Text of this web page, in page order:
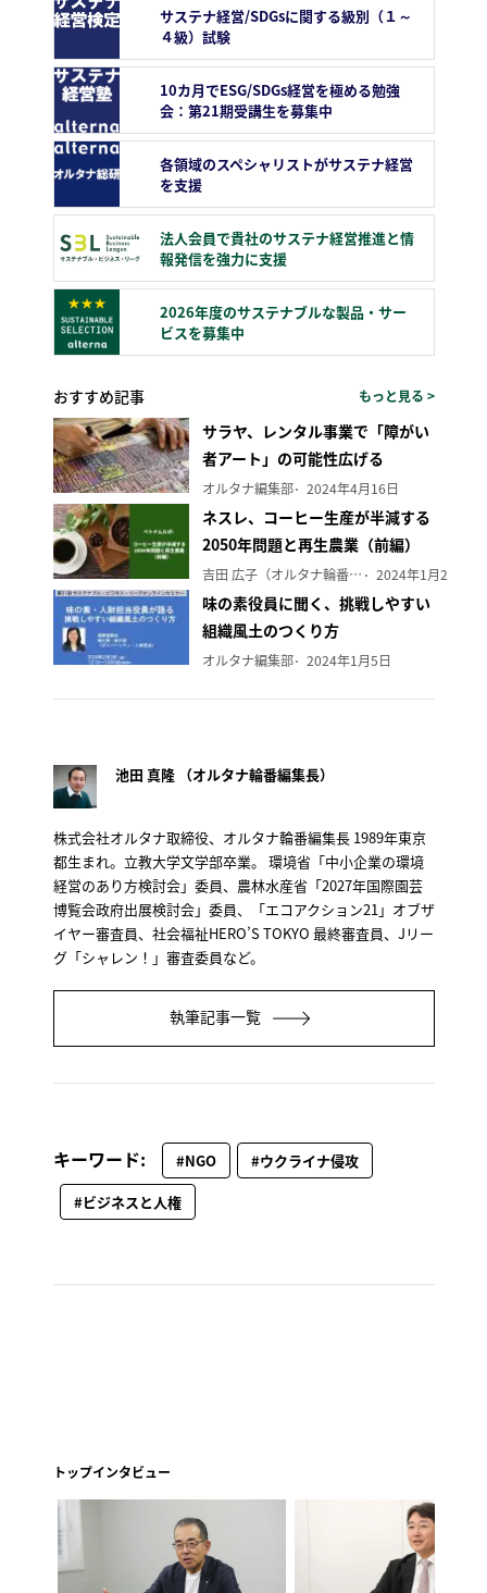
サステナ経営/SDGsに関する級別（１～
４級）試験
10カ月でESG/SDGs経営を極める勉強
会：第21期受講生を募集中
各領域のスペシャリストがサステナ経営
を支援
法人会員で貴社のサステナ経営推進と情
報発信を強力に支援
2026年度のサステナブルな製品・サー
ビスを募集中
おすすめ記事 もっと見る >
サラヤ、レンタル事業で「障がい
者アート」の可能性広げる
オルタナ編集部 2024年4月16日
ネスレ、コーヒー生産が半減する
2050年問題と再生農業（前編）
吉田 広子（オルタナ輪番編集長） 2024年1月29日
味の素役員に聞く、挑戦しやすい
組織風土のつくり方
オルタナ編集部 2024年1月5日
池田 真隆 （オルタナ輪番編集長）
株式会社オルタナ取締役、オルタナ輪番編集長 1989年東京
都生まれ。立教大学文学部卒業。 環境省「中小企業の環境
経営のあり方検討会」委員、農林水産省「2027年国際園芸
博覧会政府出展検討会」委員、「エコアクション21」オブザ
イヤー審査員、社会福祉HERO’S TOKYO 最終審査員、Jリー
グ「シャレン！」審査委員など。
執筆記事一覧
キーワード: #NGO
#ウクライナ侵攻
#ビジネスと人権
トップインタビュー